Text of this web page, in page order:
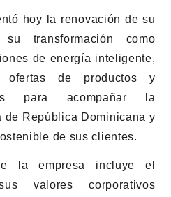
hoy la renovación de su
transformación como
de energía inteligente,
ofertas de productos y
para acompañar la
de República Dominicana y
de sus clientes.
la empresa incluye el
valores corporativos